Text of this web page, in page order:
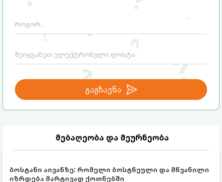
გაგზავნა
მებაღეობა და მეურნეობა
ბოსტანი აივანზე: რომელი ბოსტნეული და მწვანილი
იზრდება მარტივად ქოთნებში